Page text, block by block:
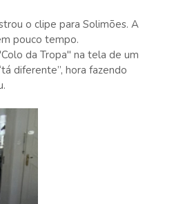
o clipe para Solimões. A
pouco tempo.
da Tropa" na tela de um
diferente”, hora fazendo